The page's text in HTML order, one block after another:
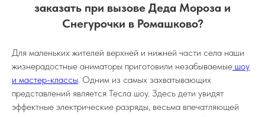
заказать при вызове Деда Мороза и
Снегурочки в Ромашково?
Для маленьких жителей верхней и нижней части села наши
жизнерадостные аниматоры приготовили незабываемые шоу
и мастер-классы. Одним из самых захватывающих
представлений является Тесла шоу. Здесь дети увидят
эффектные электрические разряды, весьма впечатляющей